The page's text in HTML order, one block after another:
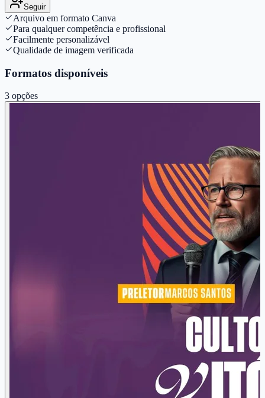
Seguir
Arquivo em formato Canva
Para qualquer competência e profissional
Facilmente personalizável
Qualidade de imagem verificada
Formatos disponíveis
3 opções